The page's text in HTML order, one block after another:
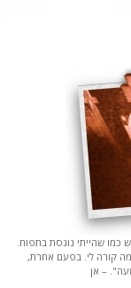
כמו שהייתי נוגסת בתפוח.
מה קורה לי. בפעם אחרת,
– אן